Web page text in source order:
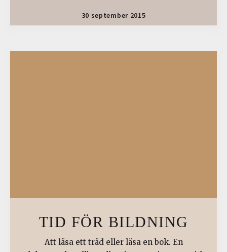
30 september 2015
TID FÖR BILDNING
Att läsa ett träd eller läsa en bok. En